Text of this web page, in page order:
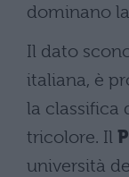
dominano
Il dato
italiana, è
la classifica
tricolore. Il
università